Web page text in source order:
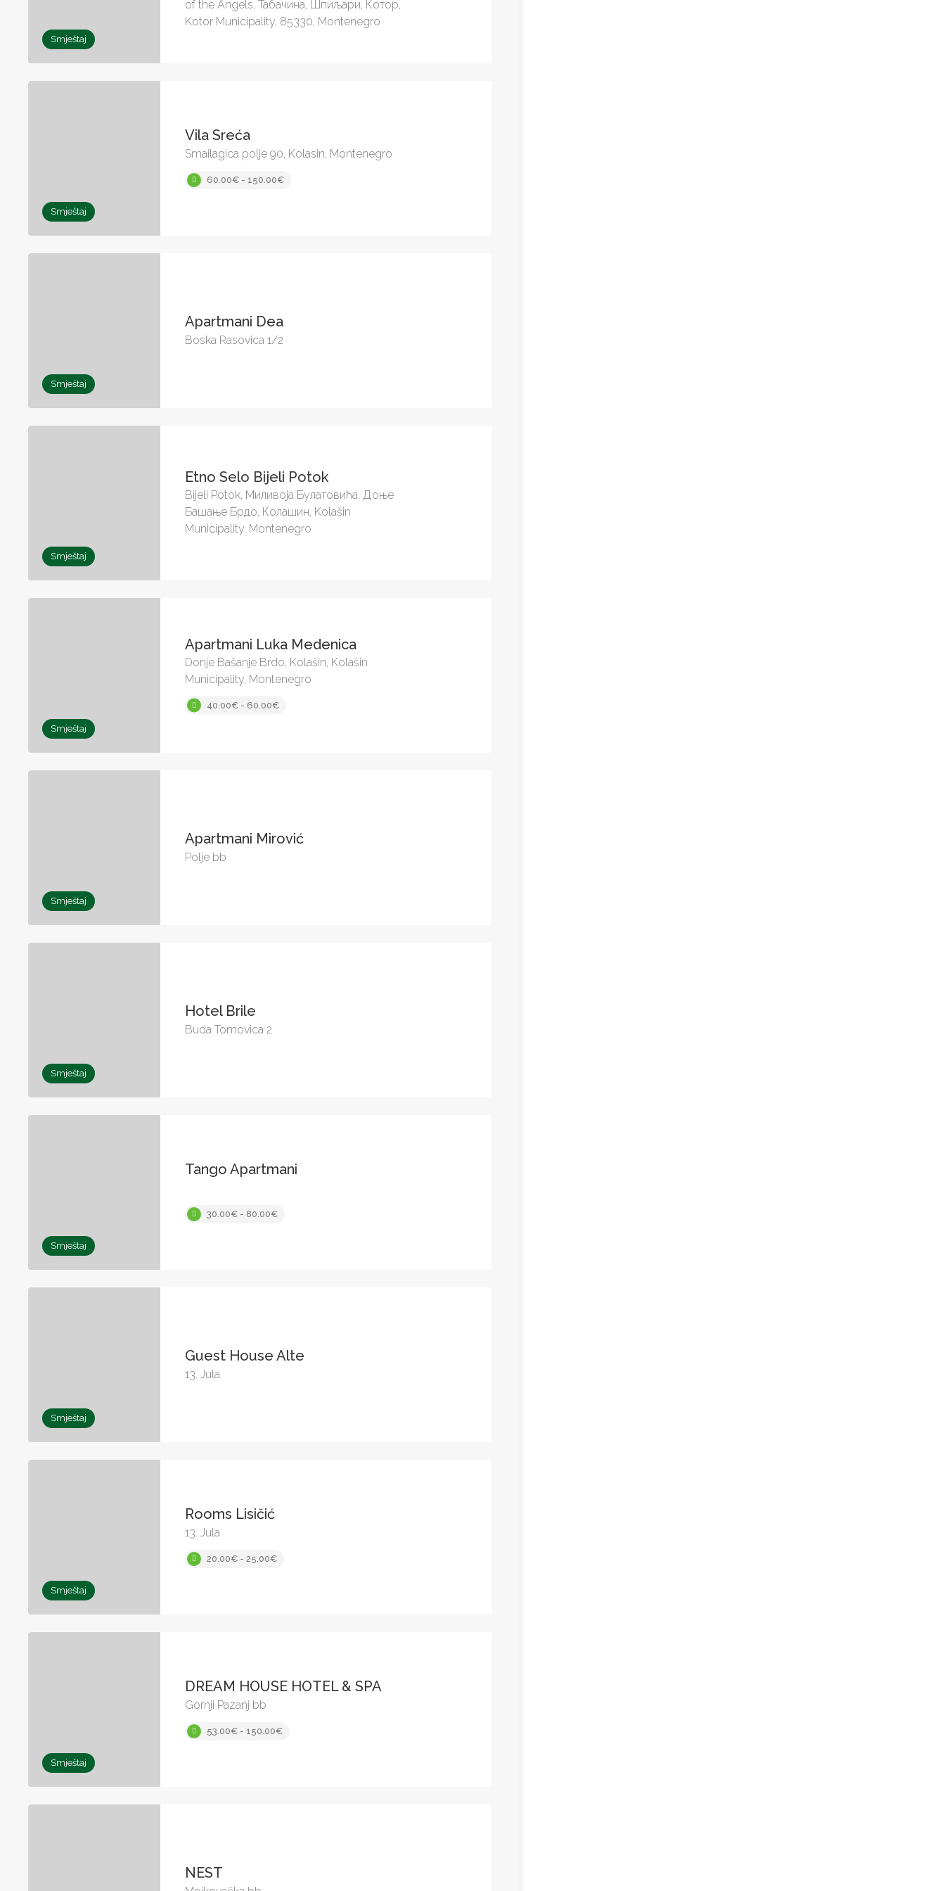
Smještaj
of the Angels, Табачина, Шпиљари, Котор,
Kotor Municipality, 85330, Montenegro
Smještaj
Vila Sreća
Smailagica polje 90, Kolasin, Montenegro
60.00€ - 150.00€
Smještaj
Apartmani Dea
Boska Rasovica 1/2
Smještaj
Etno Selo Bijeli Potok
Bijeli Potok, Миливоја Булатовића, Доње
Башање Брдо, Колашин, Kolašin
Municipality, Montenegro
Smještaj
Apartmani Luka Medenica
Donje Bašanje Brdo, Kolašin, Kolašin
Municipality, Montenegro
40.00€ - 60.00€
Smještaj
Apartmani Mirović
Polje bb
Smještaj
Hotel Brile
Buda Tomovica 2
Smještaj
Tango Apartmani
30.00€ - 80.00€
Smještaj
Guest House Alte
13. Jula
Smještaj
Rooms Lisičić
13. Jula
20.00€ - 25.00€
Smještaj
DREAM HOUSE HOTEL & SPA
Gornji Pazanj bb
53.00€ - 150.00€
NEST